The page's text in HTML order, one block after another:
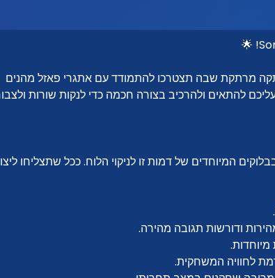
מרתקת שבה תצטרכו להתמודד עם אתגרי פאזל מהנים
להתאים ולהרכיב בצורה חכמה כדי לנקות שורות
המיוחדים של דמות זו לניקוי הלוח. ככל שתצליחו
ודורשות תגובה מהירה.
מיוחדות.
לחוויה המשחקית.